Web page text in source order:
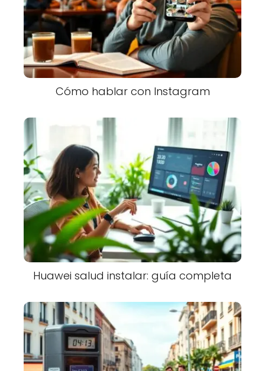
Cómo hablar con Instagram
Huawei salud instalar: guía completa